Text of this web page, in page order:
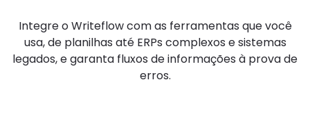
Integre o Writeflow com as ferramentas que você
usa, de planilhas até ERPs complexos e sistemas
legados, e garanta fluxos de informações à prova de
erros.